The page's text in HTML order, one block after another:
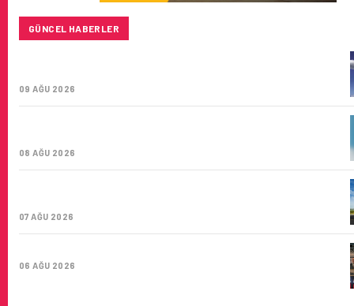
GÜNCEL HABERLER
09 AĞU 2026
08 AĞU 2026
07 AĞU 2026
06 AĞU 2026